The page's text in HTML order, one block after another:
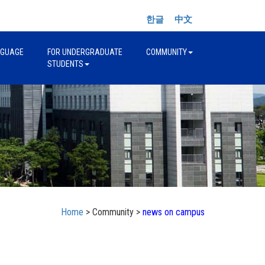
한글 中文
FOR UNDERGRADUATE
STUDENTS
COMMUNITY
Home > Community > news on campus